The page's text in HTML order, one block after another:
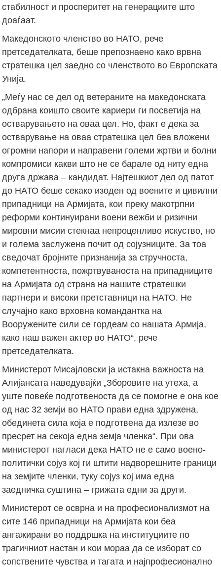
стабилност и просперитет на генерациите што
доаѓаат.
Македонското членство во НАТО, рече
претседателката, беше препознаено како врвна
стратешка цел заедно со членството во Европската
Унија.
„Меѓу нас се дел од ветераните на македонската
одбрана коишто своите кариери ги посветија на
остварувањето на оваа цел. Но, факт е дека за
остварување на оваа стратешка цел беа вложени
огромни напори и направени големи жртви и болни
компромиси какви што не се барале од ниту една
друга држава – кандидат. Најтешкиот дел од патот
до НАТО беше секако изоден од воените и цивилни
припадници на Армијата, кои преку макотрпни
реформи континуирани воени вежби и ризични
мировни мисии стекнаа непроценливо искуство, но
и голема заслужена почит од сојузниците. За тоа
сведочат бројните признанија за стручноста,
компетентноста, пожртвуваноста на припадниците
на Армијата од страна на нашите стратешки
партнери и високи претставници на НАТО. Не
случајно како врховна командантка на
Вооружените сили се гордеам со нашата Армија,
како наш важен актер во НАТО“, рече
претседателката.
Министерот Мисајловски ја истакна важноста на
Алијансата наведувајќи „Зборовите на утеха, а
уште повеќе подготвеноста да се помогне е она кое
од нас 32 земји во НАТО прави една здружена,
обединета сила која е подготвена да излезе во
пресрет на секоја една земја членка“. При ова
министерот нагласи дека НАТО не е само воено-
политички сојуз кој ги штити надворешните граници
на земјите членки, туку сојуз кој има една
заедничка суштина – грижата едни за други.
Министерот се осврна и на професионализмот на
сите 146 припадници на Армијата кои беа
ангажирани во поддршка на институциите по
трагичниот настан и кои мораа да се изборат со
сопствените чувства и тагата и најпрофесионално